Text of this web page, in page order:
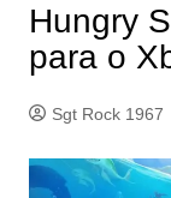
Hungry
para o
Sgt Rock 1967